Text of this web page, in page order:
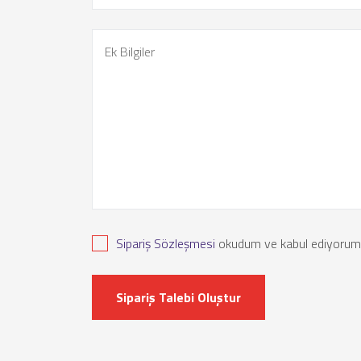
Sipariş Sözleşmesi okudum ve kabul
Sipariş Talebi Oluştur